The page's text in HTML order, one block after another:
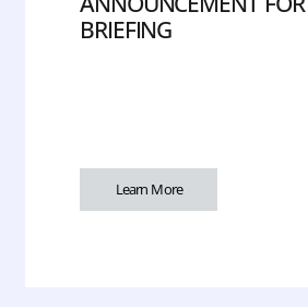
BRIEFING
Learn More